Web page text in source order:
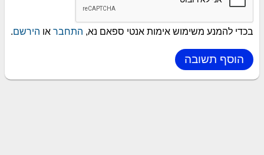
בכדי להמנע משימוש אימות אנטי ספאם נא, התחבר או הירשם.